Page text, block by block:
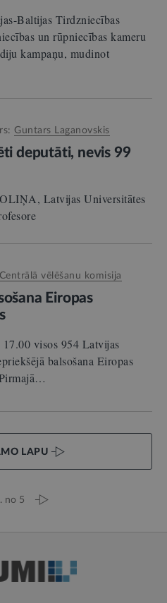
Baltijas Tirdzniecības
un rūpniecības kameru
kampaņu, mudinot
Guntars Laganovskis
deputāti, nevis 99
Latvijas Universitātes
Centrālā vēlēšanu komisija
Eiropas
visos 954 Latvijas
balsošana Eiropas
LAPU
no 5